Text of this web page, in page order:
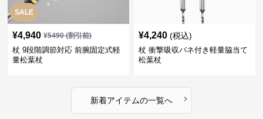
SALE
¥4,940 ¥5490(割引前)
杖 9段階調節対応 前腕固定式軽
量松葉杖
¥4,240 (税込)
杖 衝撃吸収バネ付き軽量脇当て
松葉杖
新着アイテムの一覧へ ›